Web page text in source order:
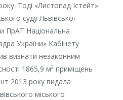
Тоді «Листопад Істейт»
суду Львівської
ПрАТ Національна
України» Кабінету
визнати незаконним
1865,9 м² приміщень
2013 року видала
міського